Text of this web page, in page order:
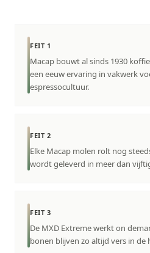
FEIT 1
Macap bouwt al sinds 1930
een eeuw ervaring in vakwerk
espressocultuur.
FEIT 2
Elke Macap molen rolt nog
wordt geleverd in meer dan
FEIT 3
De MXD Extreme werkt on
bonen blijven zo altijd vers in de